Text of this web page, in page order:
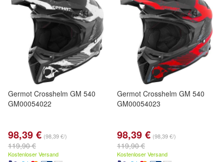
Germot Crosshelm GM 540
GM00054022
98,39 € (98,39 €/)
119,90 €
Kostenloser Versand
Germot Crosshelm GM 540
GM00054023
98,39 € (98,39 €/)
119,90 €
Kostenloser Versand